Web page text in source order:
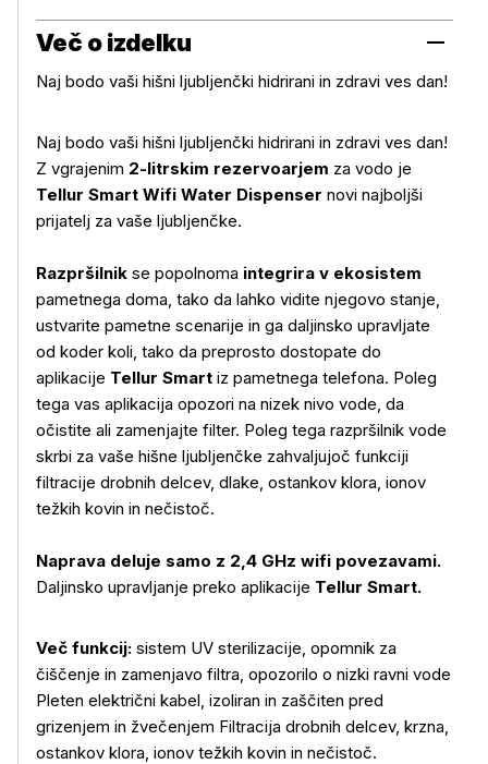
Več o izdelku
Več o izdelku
Naj bodo vaši hišni ljubljenčki hidrirani in zdravi ves dan!
Naj bodo vaši hišni ljubljenčki hidrirani in zdravi ves dan!
Z vgrajenim 2-litrskim rezervoarjem za vodo je
Tellur Smart Wifi Water Dispenser novi najboljši
prijatelj za vaše ljubljenčke.
Razpršilnik se popolnoma integrira v ekosistem
pametnega doma, tako da lahko vidite njegovo stanje,
ustvarite pametne scenarije in ga daljinsko upravljate
od koder koli, tako da preprosto dostopate do
aplikacije Tellur Smart iz pametnega telefona. Poleg
tega vas aplikacija opozori na nizek nivo vode, da
očistite ali zamenjajte filter. Poleg tega razpršilnik vode
skrbi za vaše hišne ljubljenčke zahvaljujoč funkciji
filtracije drobnih delcev, dlake, ostankov klora, ionov
težkih kovin in nečistoč.
Naprava deluje samo z 2,4 GHz wifi povezavami.
Daljinsko upravljanje preko aplikacije Tellur Smart.
Več funkcij: sistem UV sterilizacije, opomnik za
čiščenje in zamenjavo filtra, opozorilo o nizki ravni vode
Pleten električni kabel, izoliran in zaščiten pred
grizenjem in žvečenjem Filtracija drobnih delcev, krzna,
ostankov klora, ionov težkih kovin in nečistoč.